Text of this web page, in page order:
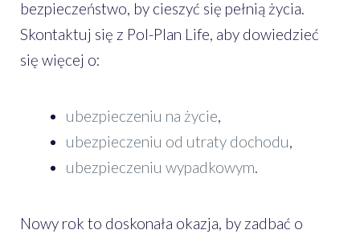
bezpieczeństwo, by cieszyć się pełnią życia.
Skontaktuj się z Pol-Plan Life, aby dowiedzieć
się więcej o:
ubezpieczeniu na życie
ubezpieczeniu od utraty dochodu
ubezpieczeniu wypadkowym
Nowy rok to doskonała okazja, by zadbać o